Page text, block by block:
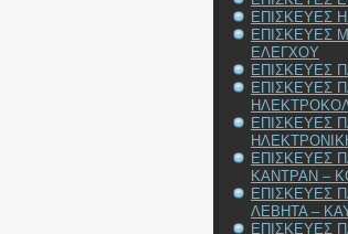
ΕΠΙΣΚΕΥΕΣ
ΕΠΙΣΚΕΥΕΣ
ΕΛΕΓΧΟΥ
ΕΠΙΣΚΕΥΕΣ
ΕΠΙΣΚΕΥΕΣ
ΕΠΙΣΚΕΥΕΣ
ΕΠΙΣΚΕΥΕΣ
ΚΑΝΤΡΑΝ –
ΕΠΙΣΚΕΥΕΣ
ΛΕΒΗΤΑ –
ΕΠΙΣΚΕΥΕΣ